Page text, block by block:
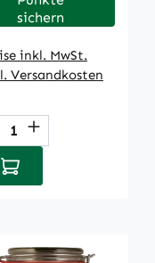
sichern
inkl. MwSt.
Versandkosten
Anzahl:
In den Warenkorb